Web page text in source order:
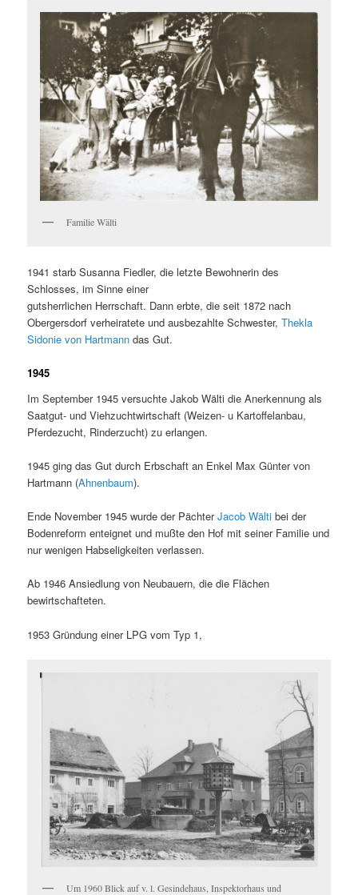
Familie Wälti
1941 starb Susanna Fiedler, die letzte Bewohnerin des
Schlosses, im Sinne einer
gutsherrlichen Herrschaft. Dann erbte, die seit 1872 nach
Obergersdorf verheiratete und ausbezahlte Schwester,Thekla
Sidonie von Hartmann das Gut.
1945
Im September 1945 versuchte Jakob Wälti die Anerkennung als
Saatgut- und Viehzuchtwirtschaft (Weizen- u Kartoffelanbau,
Pferdezucht, Rinderzucht) zu erlangen.
1945 ging das Gut durch Erbschaft an Enkel Max Günter von
Hartmann (Ahnenbaum).
Ende November 1945 wurde der PächterJacob Wälti bei der
Bodenreform enteignet und mußte den Hof mit seiner Familie und
nur wenigen Habseligkeiten verlassen.
Ab 1946 Ansiedlung von Neubauern, die die Flächen
bewirtschafteten.
1953 Gründung einer LPG vom Typ 1,
Um 1960 Blick auf v. l. Gesindehaus, Inspektorhaus und